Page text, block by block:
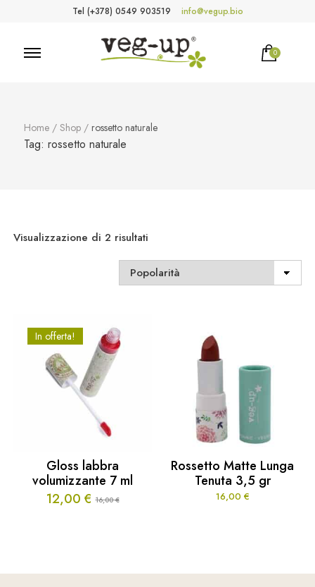
Tel (+378) 0549 903519 info@vegup.bio
0
Home / Shop / rossetto naturale
Tag: rossetto naturale
Visualizzazione di 2 risultati
In offerta!
Gloss labbra
volumizzante 7 ml
16,00€
Il
12,00 €
Il
Rossetto Matte Lunga
Tenuta 3,5 gr
16,00 €